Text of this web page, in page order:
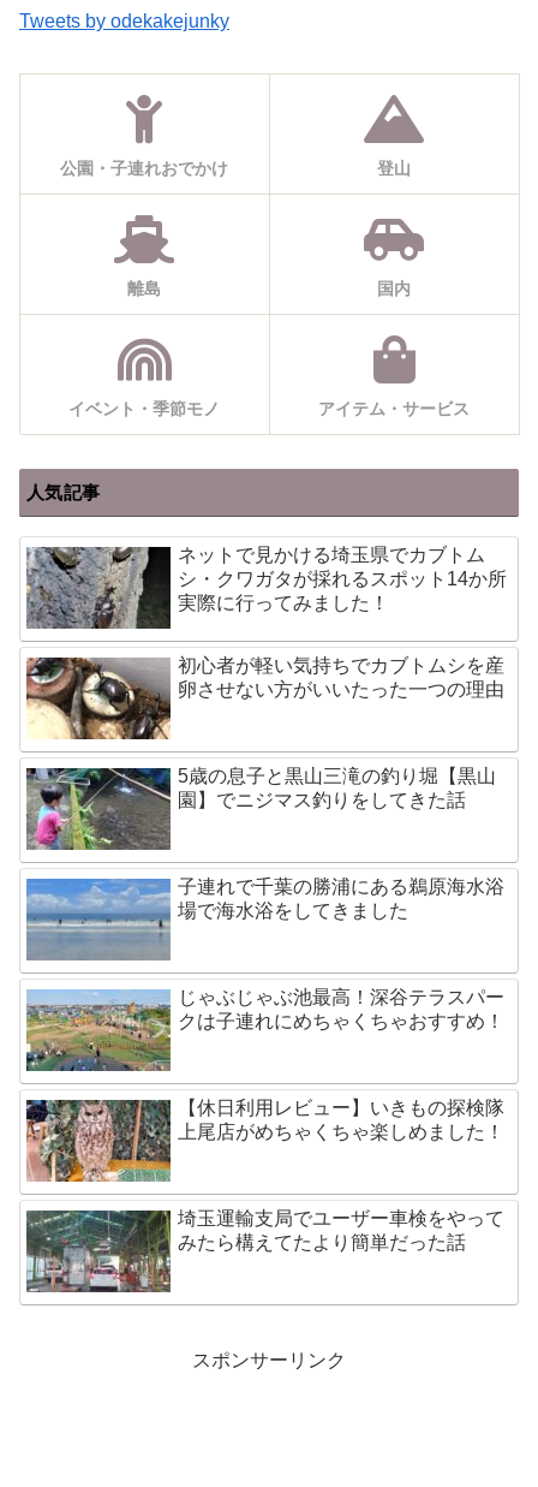
Tweets by odekakejunky
公園・子連れおでかけ 登山
離島 国内
イベント・季節モノ アイテム・サービス
人気記事
ネットで見かける埼玉県でカブトム
シ・クワガタが採れるスポット14か所
実際に行ってみました！
初心者が軽い気持ちでカブトムシを産
卵させない方がいいたった一つの理由
5歳の息子と黒山三滝の釣り堀【黒山
園】でニジマス釣りをしてきた話
子連れで千葉の勝浦にある鵜原海水浴
場で海水浴をしてきました
じゃぶじゃぶ池最高！深谷テラスパー
クは子連れにめちゃくちゃおすすめ！
【休日利用レビュー】いきもの探検隊
上尾店がめちゃくちゃ楽しめました！
埼玉運輸支局でユーザー車検をやって
みたら構えてたより簡単だった話
スポンサーリンク